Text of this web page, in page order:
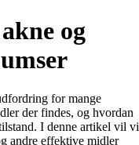
og
for mange
der findes, og hvordan
I denne artikel vil vi
andre effektive midler